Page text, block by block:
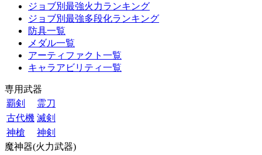
ジョブ別最強火力ランキング
ジョブ別最強多段化ランキング
防具一覧
メダル一覧
アーティファクト一覧
キャラアビリティ一覧
専用武器
覇剣
霊刀
古代機 滅剣
神槍
神剣
魔神器(火力武器)